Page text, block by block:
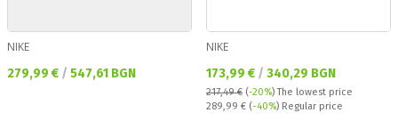
NIKE
Текуща цена:
279,99 € / 547,61 BGN
NIKE
Текуща цена:
173,99 € / 340,29 BGN
217,49 € (-20%)The lowest price
Regular price:
289,99 € (-40%) Regular price